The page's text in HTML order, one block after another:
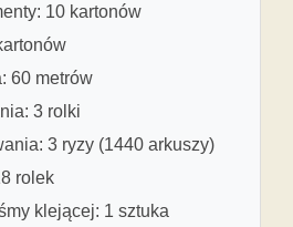
10 kartonów
60 metrów
3 rolki
3 ryzy (1440 arkuszy)
rolek
klejącej: 1 sztuka